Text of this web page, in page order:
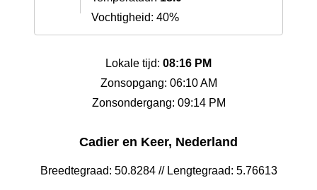
Vochtigheid: 40%
Lokale tijd: 08:16 PM
Zonsopgang: 06:10 AM
Zonsondergang: 09:14 PM
Cadier en Keer, Nederland
Breedtegraad: 50.8284 // Lengtegraad: 5.76613